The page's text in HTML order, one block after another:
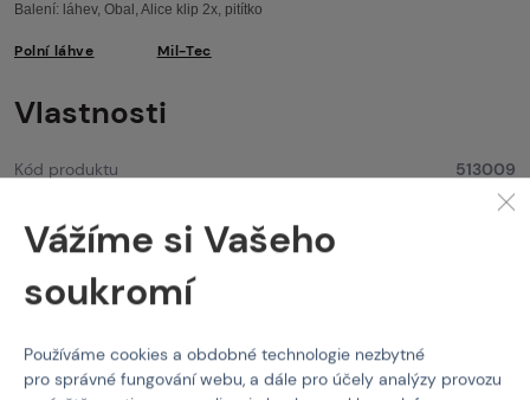
Balení: láhev, Obal, Alice klip 2x, pitítko
Polní láhve Mil-Tec
Vlastnosti
Kód produktu 513009
4046872178948
Barva
Vážíme si Vašeho
soukromí
Používáme cookies a obdobné technologie nezbytné
pro správné fungování webu, a dále pro účely analýzy provozu